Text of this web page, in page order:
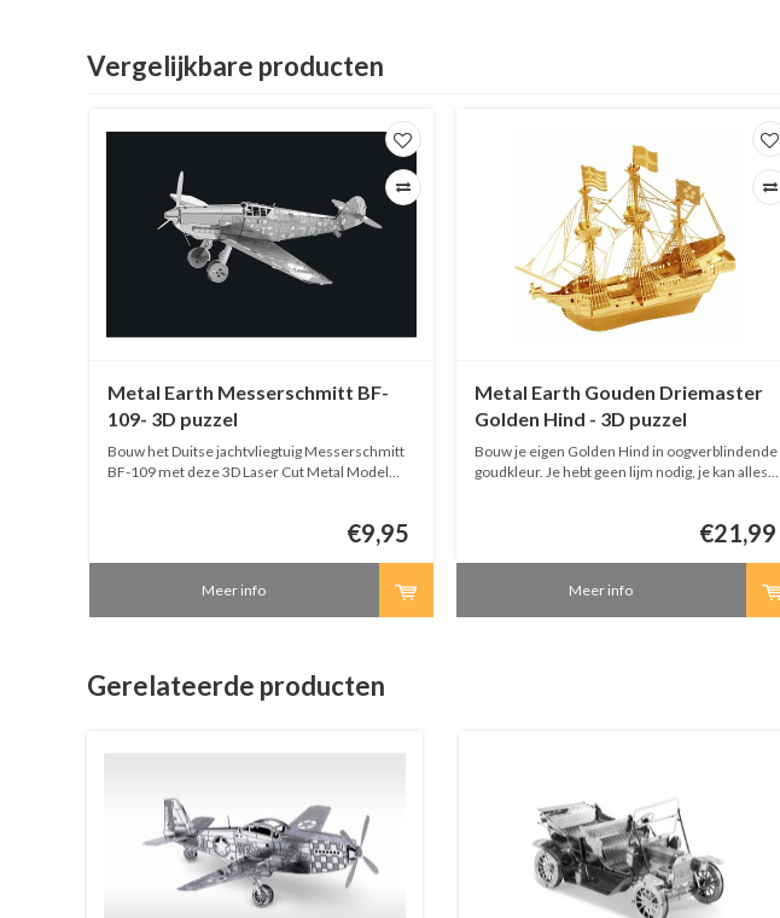
Vergelijkbare producten
Metal Earth Messerschmitt BF-
109- 3D puzzel
Bouw het Duitse jachtvliegtuig Messerschmitt
BF-109 met deze 3D Laser Cut Metal Model
€9,95
Meer info
Metal Earth Gouden Driemaster
Golden Hind - 3D puzzel
Bouw je eigen Golden Hind in oogverblindende
goudkleur. Je hebt geen lijm nodig, je kan alles
€21,99
Meer info
Gerelateerde producten